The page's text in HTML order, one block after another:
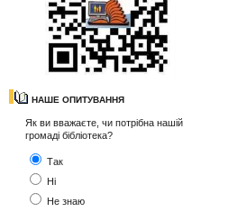
НАШЕ ОПИТУВАННЯ
Як ви вважаєте, чи потрібна нашій
громаді бібліотека?
Так
Ні
Не знаю